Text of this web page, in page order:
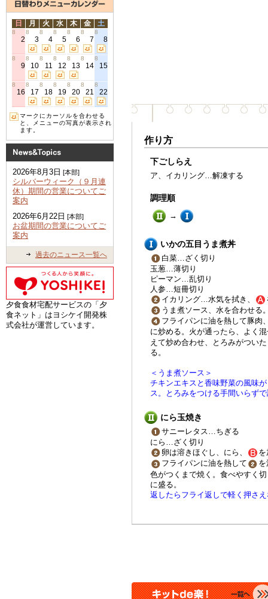
作り方
下ごしらえ
ア、イカリング…解凍する
調理順
→
いかの五目うま煮丼
白菜…ざく切り
玉葱…薄切り
ピーマン…乱切り
人参…短冊切り
イカリング…水気を拭き、
うま煮ソース、水を合わせる
フライパンに油を熱して豚肉
に炒める。火が通ったら、よく
えて炒め合わせ、とろみがつい
る。
＜うま煮ソース＞
チキンエキスと香味野菜の風味
ス。とろみをつける手間いらず
にら玉焼き
サニーレタス…ちぎる
にら…ざく切り
卵は溶きほぐし、にら、
フライパンに油を熱して
色がつくまで焼く。食べやすく
に盛る。
返したらフライ返しで軽く押さ
日 月 火 水 木 金 土
8
2
8
3
8
4
8
5
8
6
8
7
8
8
8
9
8
10
8
11
8
12
8
13
8
14
8
15
8
16
8
17
8
18
8
19
8
20
8
21
8
22
マークにカーソルを合わせる
と、メニューの写真が表示され
ます。
2026年8月3日 [本部]
シルバーウィーク（９月連
休）期間の営業についてご
案内
2026年6月22日 [本部]
お盆期間の営業についてご
案内
過去のニュース一覧へ
夕食食材宅配サービスの「夕
食ネット」はヨシケイ開発株
式会社が運営しています。